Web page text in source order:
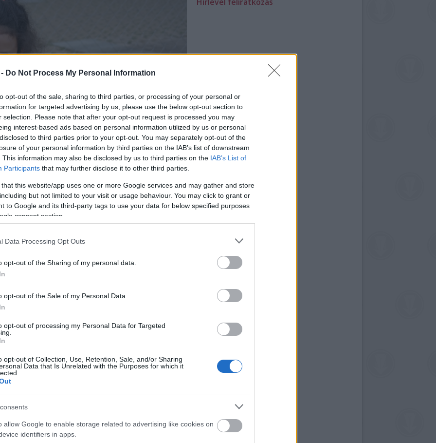
Do Not Process My Personal Information
opt-out of the sale, sharing to third parties, or processing of your personal or
for targeted advertising by us, please use the below opt-out section to
selection. Please note that after your opt-out request is processed you may
interest-based ads based on personal information utilized by us or personal
to third parties prior to your opt-out. You may separately opt-out of the
of your personal information by third parties on the IAB’s list of downstream
This information may also be disclosed by us to third parties on the IAB’s List of
Participants that may further disclose it to other third parties.
that this website/app uses one or more Google services and may gather and store
but not limited to your visit or usage behaviour. You may click to grant or
to Google and its third-party tags to use your data for below specified purposes
consent section.
Data Processing Opt Outs
opt-out of the Sharing of my personal data.
opt-out of the Sale of my Personal Data.
opt-out of processing my Personal Data for Targeted
opt-out of Collection, Use, Retention, Sale, and/or Sharing
Data that Is Unrelated with the Purposes for which it
allow Google to enable storage related to advertising like cookies on
identifiers in apps.
foglakozások nagy száma alapján a
után Magyarországon az állatkertek a
s közülük is a fővárosi intézményt keresik fel a
foglalkozás vagy tematikus vezetés – az
és a különleges élmények miatt – nemcsak
esetén hatékonyabb is a tantermi
igénybe vehető pedagógiai lehetőségek
a biológia és egyéb reál tárgyak
területekhez (pl. művészeti oktatás) is.
jelentős kedvezményekkel teszi lehetővé,
meg az intézményt, illetve, hogy
az állatkerti foglalkozásokat. Emellett
Az Állatkert oktatási kínálatát
juttatták el a főváros valamennyi közoktatási
az általános és a középiskolákba is. Sőt, a
Országos Szövetségén (KOKOSZ)
ezekhez az anyagokhoz.